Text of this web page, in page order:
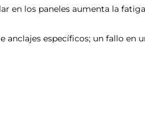
en los paneles aumenta la
anclajes específicos; un fallo en